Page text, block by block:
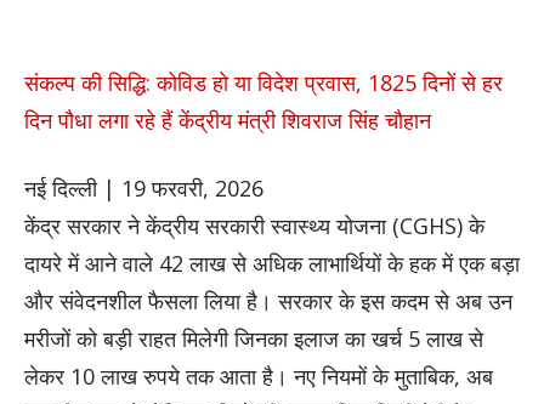
संकल्प की सिद्धि: कोविड हो या विदेश प्रवास, 1825 दिनों से हर
दिन पौधा लगा रहे हैं केंद्रीय मंत्री शिवराज सिंह चौहान
नई दिल्ली | 19 फरवरी, 2026
केंद्र सरकार ने केंद्रीय सरकारी स्वास्थ्य योजना (CGHS) के
दायरे में आने वाले 42 लाख से अधिक लाभार्थियों के हक में एक बड़ा
और संवेदनशील फैसला लिया है। सरकार के इस कदम से अब उन
मरीजों को बड़ी राहत मिलेगी जिनका इलाज का खर्च 5 लाख से
लेकर 10 लाख रुपये तक आता है। नए नियमों के मुताबिक, अब